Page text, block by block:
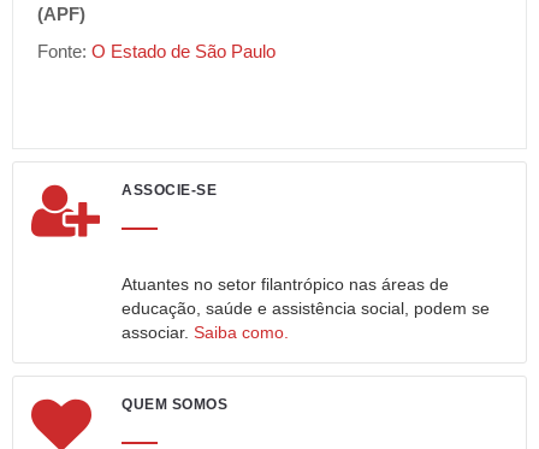
(APF)
Fonte: O Estado de São Paulo
ASSOCIE-SE
Atuantes no setor filantrópico nas áreas de
educação, saúde e assistência social, podem se
associar. Saiba como.
QUEM SOMOS